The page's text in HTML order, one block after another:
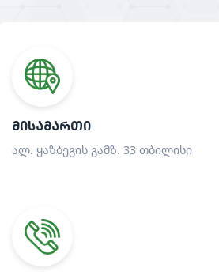
ᲛᲘᲡᲐᲛᲐᲠᲗᲘ
ალ. ყაზბეგის გამზ. 33 თბილისი